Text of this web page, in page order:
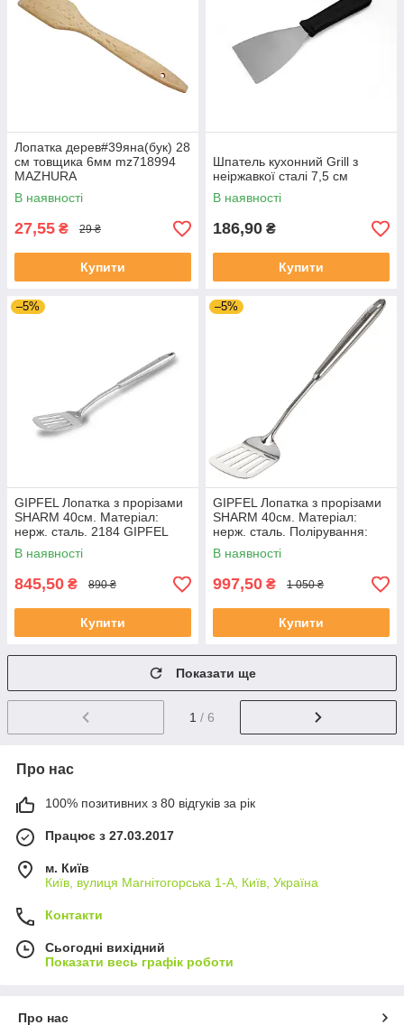
Лопатка дерев#39яна(бук) 28
см товщика 6мм mz718994
MAZHURA
В наявності
27,55 ₴ 29 ₴
Купити
Шпатель кухонний Grill з
неіржавкої сталі 7,5 см
В наявності
186,90 ₴
Купити
–5%
GIPFEL Лопатка з прорізами
SHARM 40см. Матеріал:
нерж. сталь. 2184 GIPFEL
В наявності
845,50 ₴ 890 ₴
Купити
–5%
GIPFEL Лопатка з прорізами
SHARM 40см. Матеріал:
нерж. сталь. Полірування:
дзеркальне 6359 GIPFEL
В наявності
997,50 ₴ 1 050 ₴
Купити
Показати ще
1 / 6
Про нас
100% позитивних з 80 відгуків за рік
Працює з 27.03.2017
м. Київ
Київ, вулиця Магнітогорська 1-А, Київ, Україна
Контакти
Сьогодні вихідний
Показати весь графік роботи
Про нас